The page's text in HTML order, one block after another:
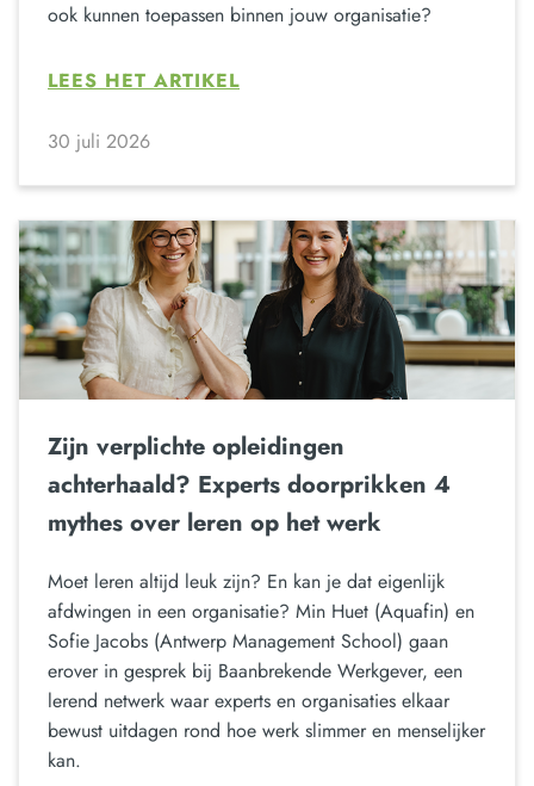
ook kunnen toepassen binnen jouw organisatie?
LEES HET ARTIKEL
30 juli 2026
Zijn verplichte opleidingen
achterhaald? Experts doorprikken 4
mythes over leren op het werk
Moet leren altijd leuk zijn? En kan je dat eigenlijk
afdwingen in een organisatie? Min Huet (Aquafin) en
Sofie Jacobs (Antwerp Management School) gaan
erover in gesprek bij Baanbrekende Werkgever, een
lerend netwerk waar experts en organisaties elkaar
bewust uitdagen rond hoe werk slimmer en menselijker
kan.